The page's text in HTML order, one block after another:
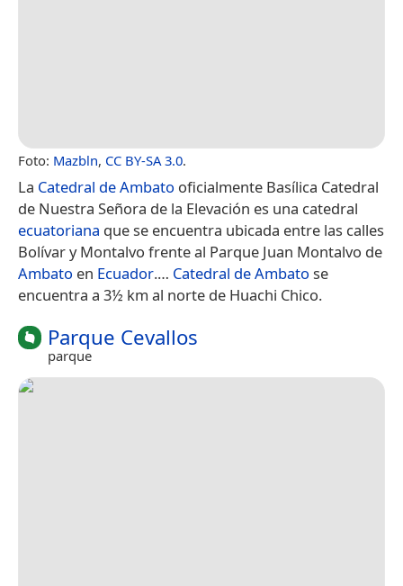
Foto: Mazbln, CC BY-SA 3.0.
La Catedral de Ambato oficialmente Basílica Catedral
de Nuestra Señora de la Elevación es una catedral
ecuatoriana que se encuentra ubicada entre las calles
Bolívar y Montalvo frente al Parque Juan Montalvo de
Ambato en Ecuador.​​​… Catedral de Ambato se
encuentra a 3½ km al norte de Huachi Chico.
Parque Cevallos
parque